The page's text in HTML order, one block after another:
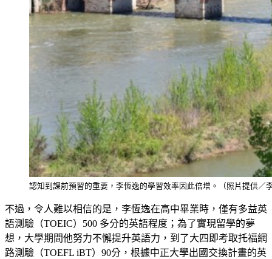
認知到課前預習的重要，李恆逸的學習效率因此倍增。（照片提供／
不過，令人難以相信的是，李恆逸在高中畢業時，僅有多益英
語測驗（TOEIC）500 多分的英語程度；為了實現留學的夢
想，大學期間他努力不懈提升英語力，到了大四即考取托福網
路測驗（TOEFL iBT）90分，根據中正大學出國交換計畫的英